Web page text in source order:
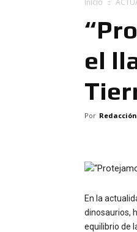
Inicio
el
Por
En la
dinosaurios,
equilibrio de